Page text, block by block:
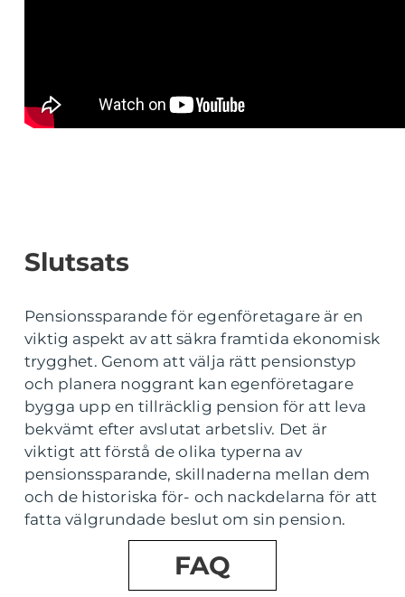
Slutsats
Pensionssparande för egenföretagare är en
viktig aspekt av att säkra framtida ekonomisk
trygghet. Genom att välja rätt pensionstyp
och planera noggrant kan egenföretagare
bygga upp en tillräcklig pension för att leva
bekvämt efter avslutat arbetsliv. Det är
viktigt att förstå de olika typerna av
pensionssparande, skillnaderna mellan dem
och de historiska för- och nackdelarna för att
fatta välgrundade beslut om sin pension.
FAQ